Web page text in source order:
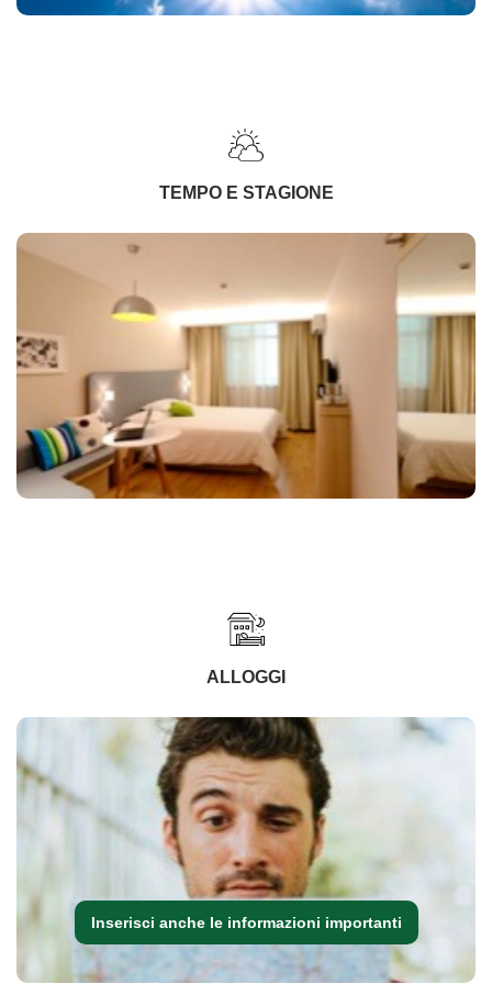
TEMPO E STAGIONE
ALLOGGI
Inserisci anche le informazioni importanti